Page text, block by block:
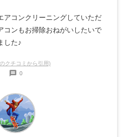
アコンクリーニングしていただ
コンもお掃除おねがいしたいで
した♪
クチコミから引用)
0